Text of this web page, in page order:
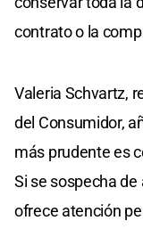
contrato o la
Valeria Schvartz,
del Consumidor,
más prudente es
Si se sospecha
ofrece atención